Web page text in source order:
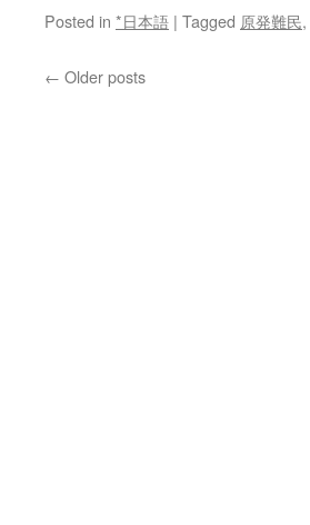
Posted in *日本語 | Tagged 原発難民,
← Older posts